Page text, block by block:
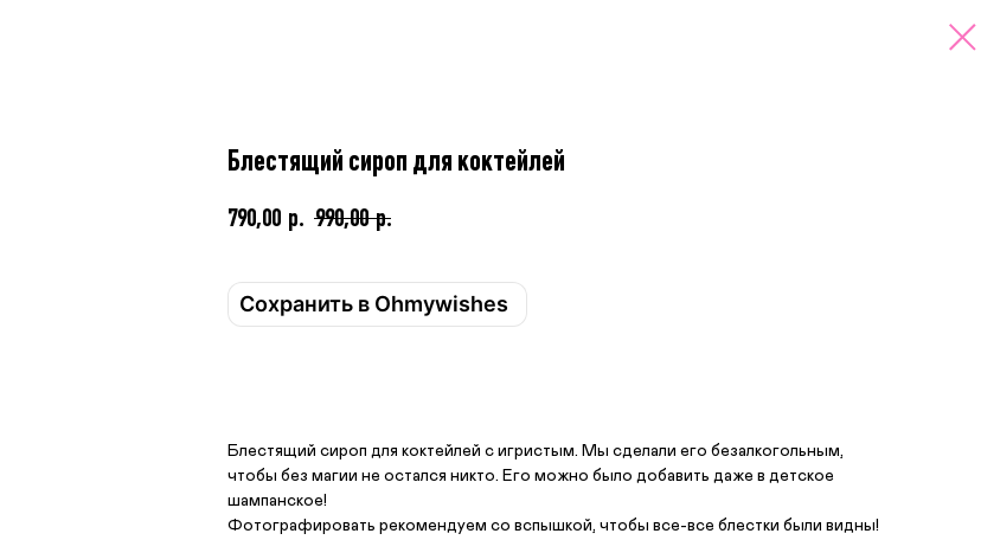
Блестящий сироп для коктейлей
790,00 р. 990,00 р.
Сохранить в Ohmywishes
Блестящий сироп для коктейлей с игристым. Мы сделали его безалкогольным,
чтобы без магии не остался никто. Его можно было добавить даже в детское
шампанское!
Фотографировать рекомендуем со вспышкой, чтобы все-все блестки были видны!